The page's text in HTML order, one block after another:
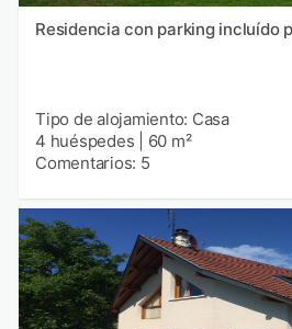
Residencia con parking incluído
Tipo de alojamiento: Casa
4 huéspedes
60 m²
Comentarios: 5